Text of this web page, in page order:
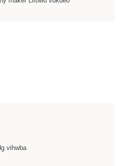
vihwba